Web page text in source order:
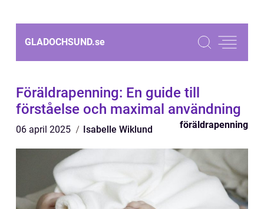
GLADOCHSUND.se
Föräldrapenning: En guide till
förståelse och maximal användning
06 april 2025 Isabelle Wiklund föräldrapenning